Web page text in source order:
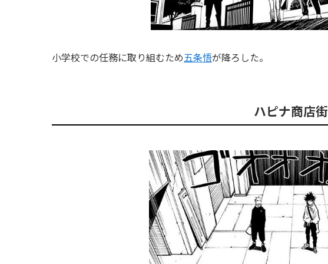
小学校での任務に取り組むため五条悟が降ろした。
ハピナ商店街